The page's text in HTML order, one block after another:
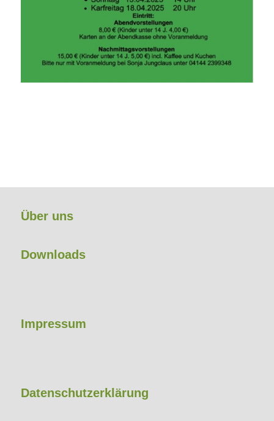
Über uns
Downloads
Impressum
Datenschutzerklärung